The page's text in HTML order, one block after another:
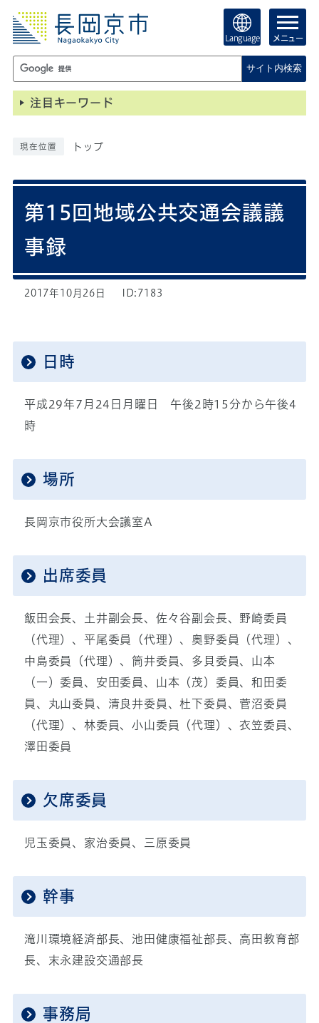
Language メニュー
サイト内検索
注目キーワード
現在位置 トップ
第15回地域公共交通会議議
事録
2017年10月26日 ID:7183
日時
平成29年7月24日月曜日 午後2時15分から午後4
時
場所
長岡京市役所大会議室A
出席委員
飯田会長、土井副会長、佐々谷副会長、野崎委員
（代理）、平尾委員（代理）、奥野委員（代理）、
中島委員（代理）、筒井委員、多貝委員、山本
（一）委員、安田委員、山本（茂）委員、和田委
員、丸山委員、清良井委員、杜下委員、菅沼委員
（代理）、林委員、小山委員（代理）、衣笠委員、
澤田委員
欠席委員
児玉委員、家治委員、三原委員
幹事
滝川環境経済部長、池田健康福祉部長、高田教育部
長、末永建設交通部長
事務局